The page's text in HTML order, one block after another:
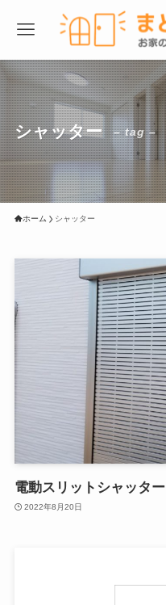
シャッター – tag –
ホーム シャッター
電動スリットシャッター
2022年8月20日